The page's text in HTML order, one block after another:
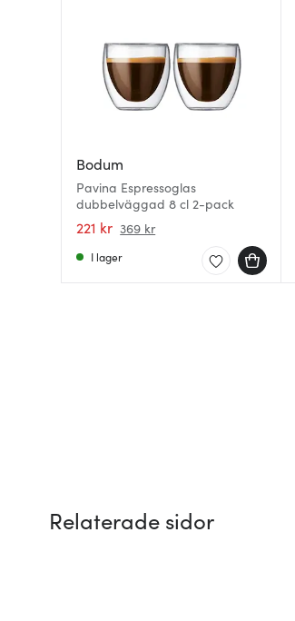
Bodum
Pavina Espressoglas
dubbelväggad 8 cl 2-pack
221 kr 369 kr
I lager
Relaterade sidor